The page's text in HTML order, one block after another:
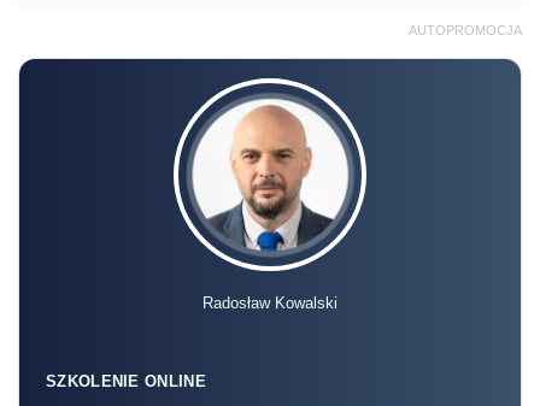
AUTOPROMOCJA
Radosław Kowalski
SZKOLENIE ONLINE